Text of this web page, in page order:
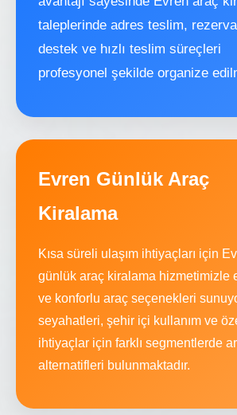
taleplerinde adres teslim,
destek ve hızlı teslim süreçleri
profesyonel şekilde organize
Evren Günlük Araç
Kiralama
Kısa süreli ulaşım ihtiyaçları için
günlük araç kiralama hizmetimizle
ve konforlu araç seçenekleri
seyahatleri, şehir içi kullanım ve
ihtiyaçlar için farklı segmentlerde
alternatifleri bulunmaktadır.